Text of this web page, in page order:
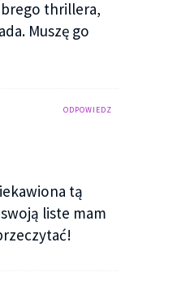
thrillera,
Muszę go
ODPOWIEDZ
tą
liste mam